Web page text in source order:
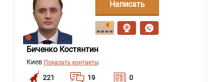
Биченко Костянтин
Киев Показать контакты
221 19 0
Написать
сообщение